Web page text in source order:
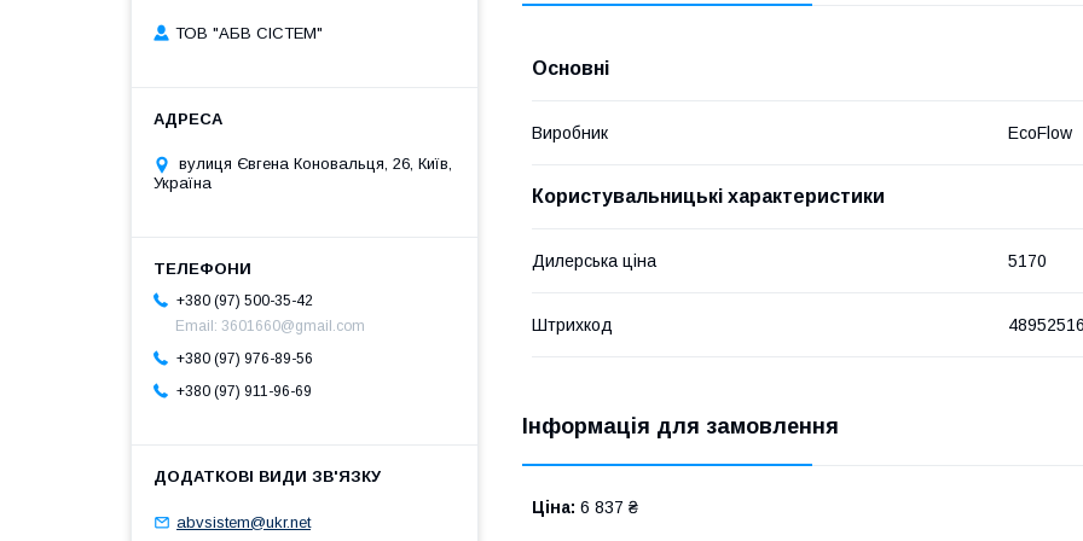
Основні
Виробник EcoFlow
Користувальницькі характеристики
Дилерська ціна 5170
Штрихкод
Інформація для замовлення
Ціна: 6 837 ₴
ТОВ "АБВ СІСТЕМ"
вулиця Євгена Коновальця, 26, Київ,
Україна
+380 (97) 500-35-42
Email: 3601660@gmail.com
+380 (97) 976-89-56
+380 (97) 911-96-69
abvsistem@ukr.net